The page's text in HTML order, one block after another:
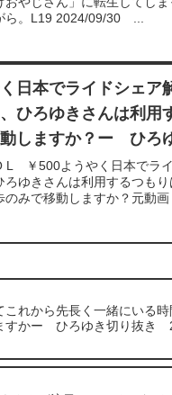
ら。L19 2024/09/30 ...
日本でライドシェ
ひろゆきさんは利用
動しますか？ー ひ
L ￥500ようやく日本でラ
ろゆきさんは利用するつも
のみで移動しますか？元動
これから先長く一緒にいる
すかー ひろゆき切り抜き